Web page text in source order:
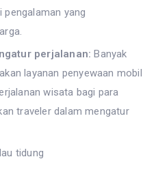
yang
perjalanan:Banyak
layanan penyewaan mobil
wisata bagi para
traveler dalam mengatur